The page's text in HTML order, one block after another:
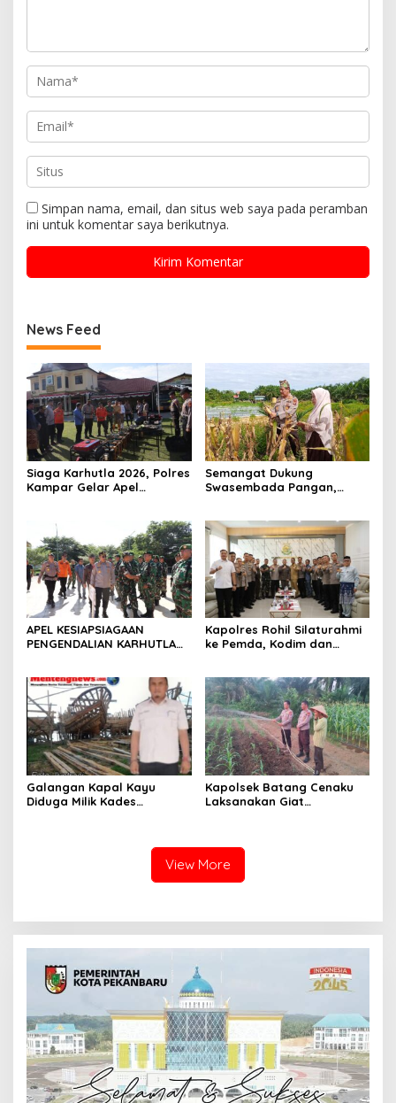
Simpan nama, email, dan situs web saya pada peramban
ini untuk komentar saya berikutnya.
News Feed
Siaga Karhutla 2026, Polres
Kampar Gelar Apel
Semangat Dukung
Swasembada Pangan,
Sendayan
APEL KESIAPSIAGAAN
PENGENDALIAN KARHUTLA
SINERGI HADAPI MUSIM
KEMARAU DAN POTENSI EL
NINO
Kapolres Rohil Silaturahmi
ke Pemda, Kodim dan
Galangan Kapal Kayu
Diduga Milik Kades
Kapolsek Batang Cenaku
Laksanakan Giat
View More